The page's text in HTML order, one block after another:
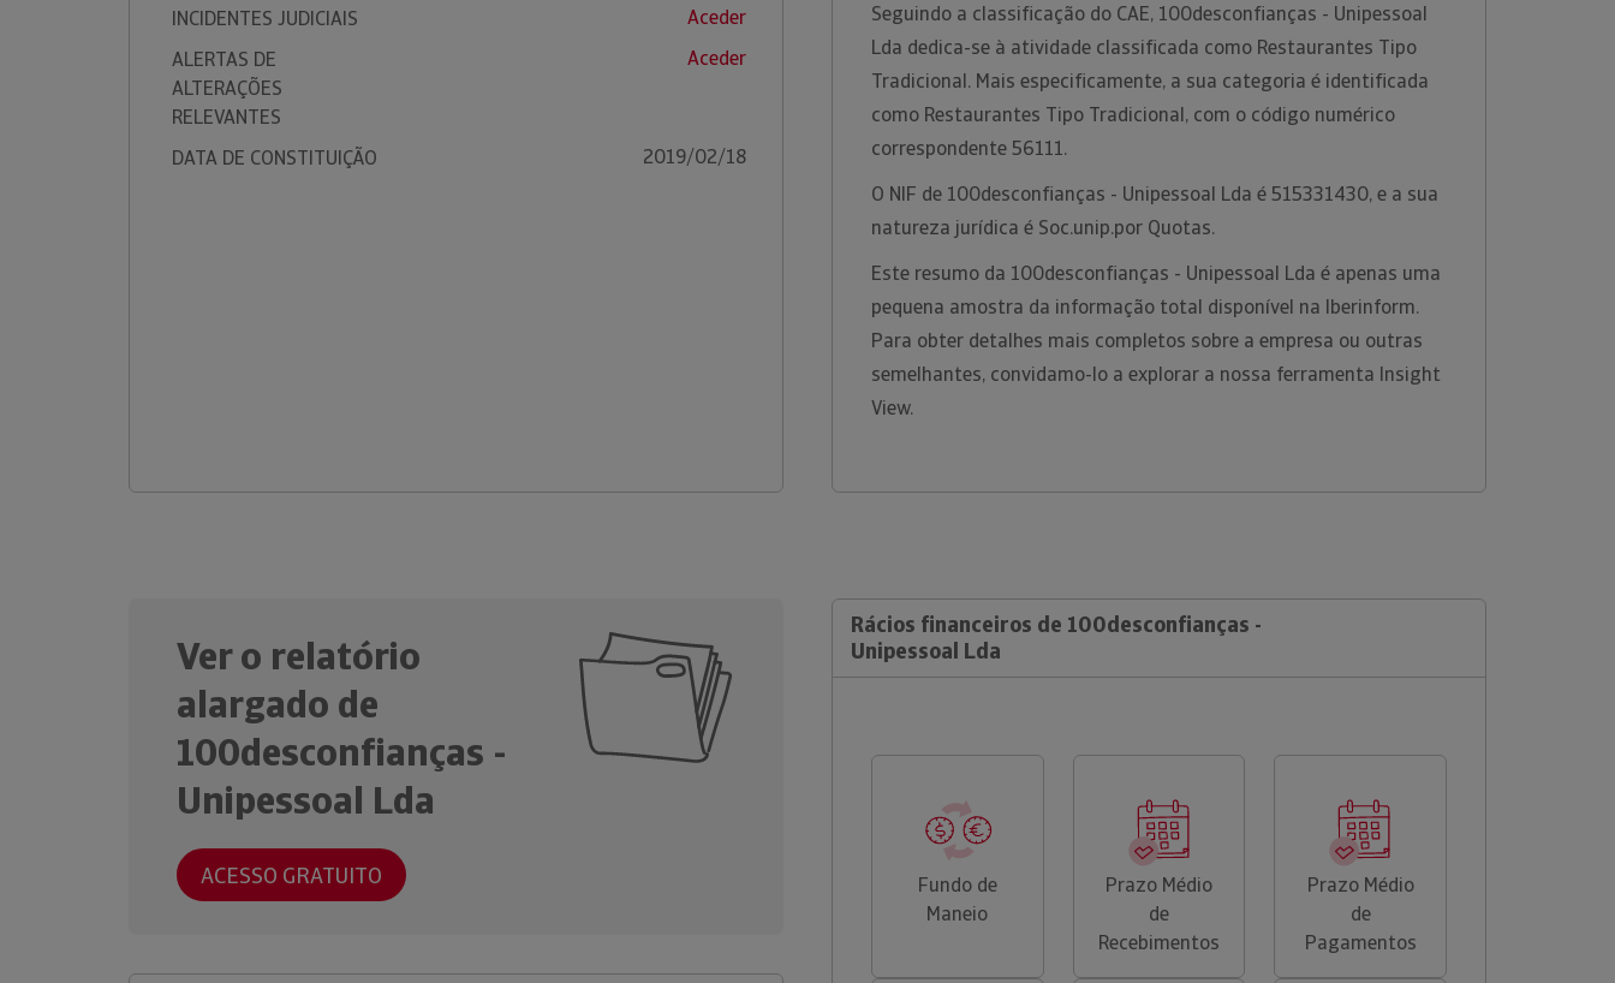
INCIDENTES JUDICIAIS
Aceder
ALERTAS DE
ALTERAÇÕES
RELEVANTES
Aceder
DATA DE CONSTITUIÇÃO 2019/02/18
Seguindo a classificação do CAE, 100desconfianças - Unipessoal
Lda dedica-se à atividade classificada como Restaurantes Tipo
Tradicional. Mais especificamente, a sua categoria é identificada
como Restaurantes Tipo Tradicional, com o código numérico
correspondente 56111.
O NIF de 100desconfianças - Unipessoal Lda é 515331430, e a sua
natureza jurídica é Soc.unip.por Quotas.
Este resumo da 100desconfianças - Unipessoal Lda é apenas uma
pequena amostra da informação total disponível na Iberinform.
Para obter detalhes mais completos sobre a empresa ou outras
semelhantes, convidamo-lo a explorar a nossa ferramenta Insight
View.
Ver o relatório
alargado de
100desconfianças -
Unipessoal Lda
ACESSO GRATUITO
Rácios financeiros de 100desconfianças -
Unipessoal Lda
Fundo de
Maneio
Prazo Médio
de
Recebimentos
Prazo Médio
de
Pagamentos